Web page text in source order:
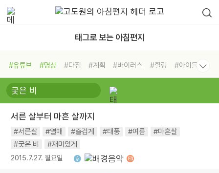
태그로 보는 아침편지
#유튜브 #명상 #다짐 #계획 #바이러스 #힐링
#아이들
#비전캠프
#독서캠프 #삶
#희망
#나눔 #친구 #링컨학교
#독서
#건강 #면역력
서른 살부터 마흔 살까지
#서른살 #열매 #즐겁게 #태풍 #여름
#마흔살
#궂은 비
#재미있게
2015.7.27. 월요일